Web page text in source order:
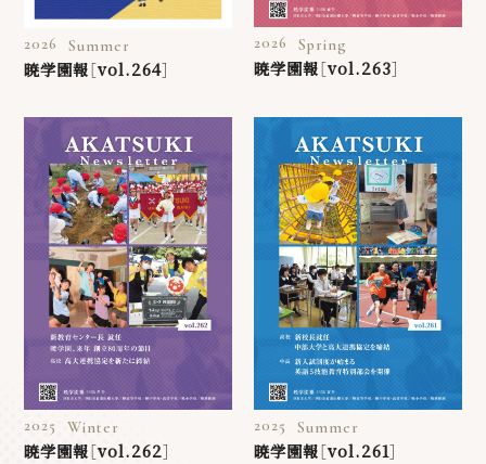
2026 Summer
暁学園報［vol.264］
2026 Spring
暁学園報［vol.263］
2025 Winter
暁学園報［vol.262］
2025 Summer
暁学園報［vol.261］